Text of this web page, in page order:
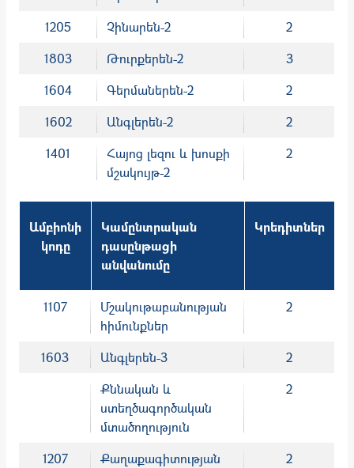
1205
Չինարեն-2
2
1803
Թուրքերեն-2
3
1604
Գերմաներեն-2
2
1602
Անգլերեն-2
2
1401
Հայոց լեզու և խոսքի
մշակույթ-2
2
Ամբիոնի
կոդը
Կամընտրական
դասընթացի
անվանումը
Կրեդիտներ
1107
Մշակութաբանության
հիմունքներ
2
1603 Անգլերեն-3
2
Քննական և
ստեղծագործական
մտածողություն
2
1207
Քաղաքագիտության
2